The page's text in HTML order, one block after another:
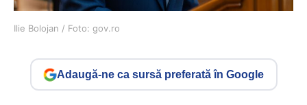
Ilie Bolojan / Foto: gov.ro
Adaugă-ne ca sursă preferată în Google